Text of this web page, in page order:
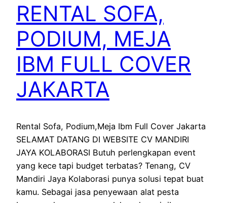
RENTAL SOFA,
PODIUM, MEJA
IBM FULL COVER
JAKARTA
Rental Sofa, Podium,Meja Ibm Full Cover Jakarta
SELAMAT DATANG DI WEBSITE CV MANDIRI
JAYA KOLABORASI Butuh perlengkapan event
yang kece tapi budget terbatas? Tenang, CV
Mandiri Jaya Kolaborasi punya solusi tepat buat
kamu. Sebagai jasa penyewaan alat pesta